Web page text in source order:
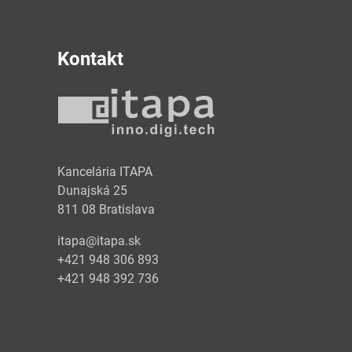
Kontakt
Kancelária ITAPA
Dunajská 25
811 08 Bratislava
itapa@itapa.sk
+421 948 306 893
+421 948 392 736